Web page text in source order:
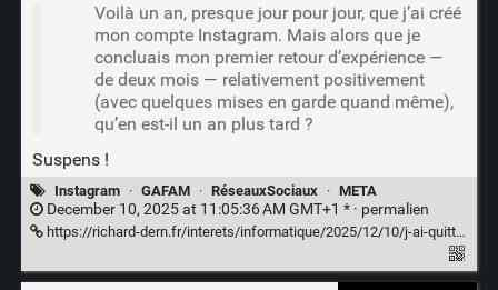
Voilà un an, presque jour pour jour, que j’ai créé
mon compte Instagram. Mais alors que je
concluais mon premier retour d’expérience —
de deux mois — relativement positivement
(avec quelques mises en garde quand même),
qu’en est-il un an plus tard ?
Suspens !
Instagram · GAFAM · RéseauxSociaux · META
December 10, 2025 at 11:05:36 AM GMT+1 * · permalien
https://richard-dern.fr/interets/informatique/2025/12/10/j-ai-quitte-instagram/